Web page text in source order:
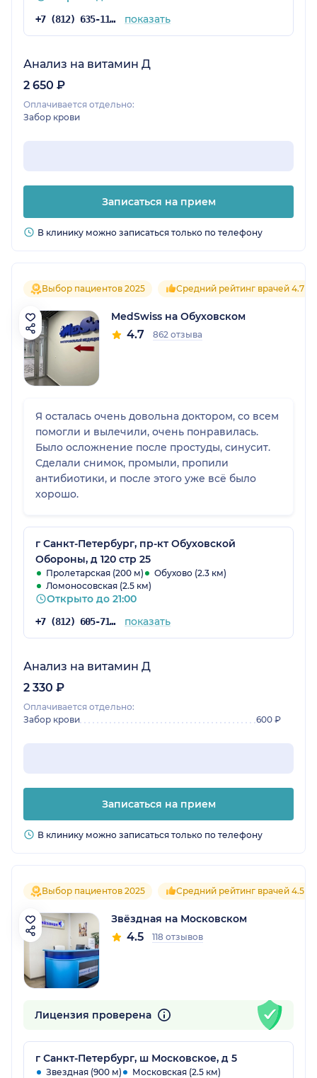
+7 (812) 635-11-79 показать
Анализ на витамин Д
2 650 ₽
Оплачивается отдельно:
Забор крови
Записаться на прием
В клинику можно записаться только по телефону
Выбор пациентов 2025 Средний рейтинг врачей 4.7
MedSwiss на Обуховском
4.7 862 отзыва
Я осталась очень довольна доктором, со всем
помогли и вылечили, очень понравилась.
Было осложнение после простуды, синусит.
Сделали снимок, промыли, пропили
антибиотики, и после этого уже всё было
хорошо.
г Санкт-Петербург, пр-кт Обуховской
Обороны, д 120 стр 25
Пролетарская (200 м)
Обухово (2.3 км)
Ломоносовская (2.5 км)
Открыто до 21:00
+7 (812) 605-71-19 показать
Анализ на витамин Д
2 330 ₽
Оплачивается отдельно:
Забор крови
600 ₽
Записаться на прием
В клинику можно записаться только по телефону
Выбор пациентов 2025 Средний рейтинг врачей 4.5
Звёздная на Московском
4.5 118 отзывов
Лицензия проверена
г Санкт-Петербург, ш Московское, д 5
Звездная (900 м)
Московская (2.5 км)